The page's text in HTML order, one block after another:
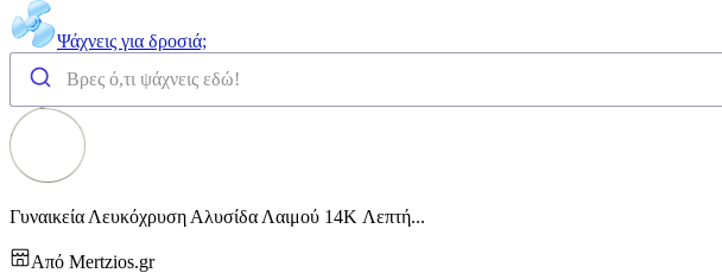
Ψάχνεις για δροσιά;
Γυναικεία Λευκόχρυση Αλυσίδα Λαιμού 14K Λεπτή...
Από Mertzios.gr